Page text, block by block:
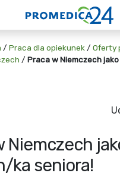
/ Praca dla opiekunek / Oferty
/ Praca w Niemczech
Niemczech
ka seniora!